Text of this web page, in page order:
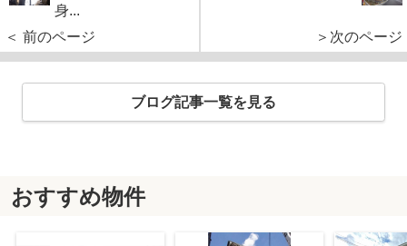
身...
＜ 前のページ
＞次のページ
ブログ記事一覧を見る
おすすめ物件